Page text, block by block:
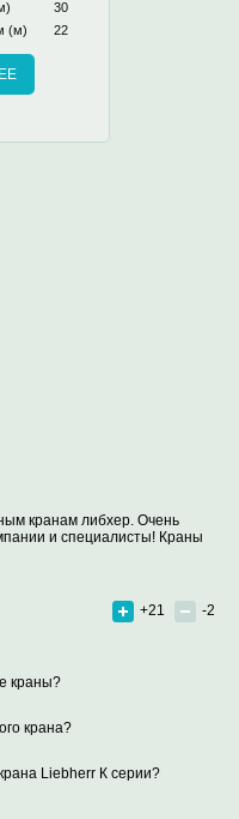
кранам либхер. Очень
и специалисты! Краны
+21
-2
краны?
крана?
Liebherr К серии?
30
(м)
22